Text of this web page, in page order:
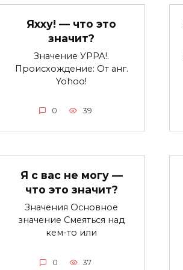
Яхху! — что это
значит?
Значение УРРА!.
Происхождение: От анг.
Yohoo!
0 39
Я с вас не могу —
что это значит?
Значения Основное
значение Смеяться над
кем-то или
0 37